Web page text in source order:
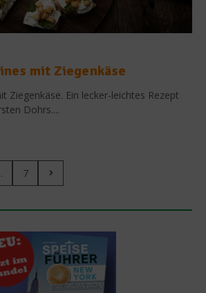
mit Ziegenkäse
Ziegenkäse. Ein lecker-leichtes Rezept
Dohrs....
7